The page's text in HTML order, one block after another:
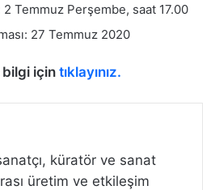
Temmuz Perşembe, saat 17.00
27 Temmuz 2020
için tıklayınız.
küratör ve sanat
üretim ve etkileşim